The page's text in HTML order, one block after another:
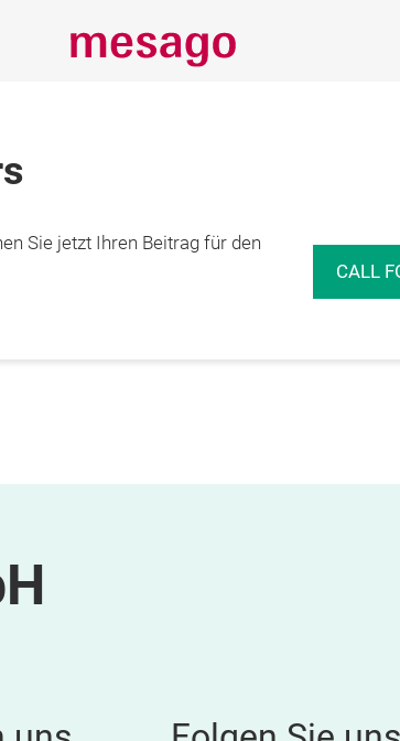
Sie jetzt Ihren Beitrag für den
CALL